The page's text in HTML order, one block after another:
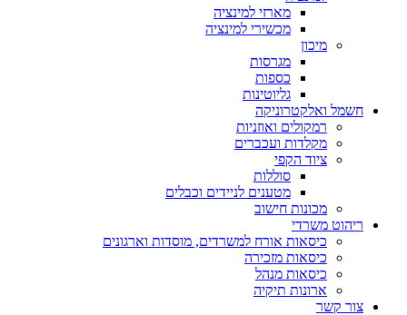
מארזי למינציה
מכשירי למינציה
מיכון
מגרסות
כספות
גליוטינות
חשמל ואלקטרוניקה
רמקולים ואוזניות
מקלדות ועכברים
ציוד הקפי
סוללות
מטענים לניידים וכבלים
מכונות חישוב
ריהוט משרדי
כיסאות אורח למשרדים, מוסדות וארגונים
כיסאות מזכירה
כיסאות מנהל
ארונות תיקיה
צור קשר